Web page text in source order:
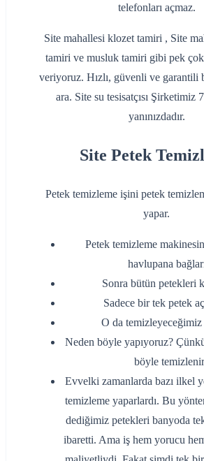
telefonları açmaz.
Site mahallesi klozet tamiri , Site
tamiri ve musluk tamiri gibi pek
veriyoruz. Hızlı, güvenli ve garantili
ara. Site su tesisatçısı Şirketimiz
yanınızdadır.
Site Petek
Petek temizleme işini petek
yapar.
Petek temizleme
havlupana
Sonra bütün petekleri
Sadece bir tek petek
O da temizleyeceğimiz
Neden böyle yapıyoruz?
böyle
Evvelki zamanlarda bazı ilkel
temizleme yaparlardı. Bu
dediğimiz petekleri banyoda
ibaretti. Ama iş hem yorucu